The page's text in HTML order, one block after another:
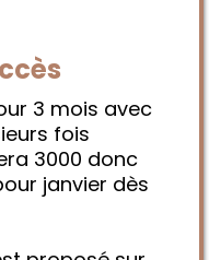
3 mois avec
fois
3000 donc
janvier dès